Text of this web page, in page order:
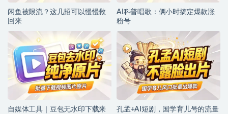
闲鱼被限流？这几招可以慢慢救
回来
AI科普唱歌：俩小时搞定爆款涨
粉号
自媒体工具｜豆包无水印下载来
孔孟+AI短剧，国学育儿号的流量